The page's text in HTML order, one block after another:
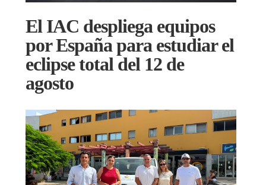
El IAC despliega equipos
por España para estudiar el
eclipse total del 12 de
agosto